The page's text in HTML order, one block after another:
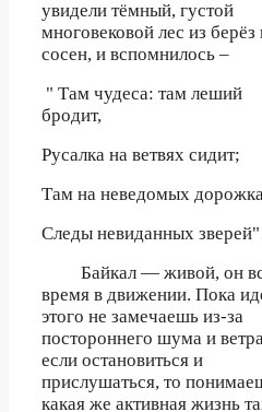
увидели тёмный, густой
многовековой лес из берёз
сосен, и вспомнилось –
" Там чудеса: там леший
бродит,
Русалка на ветвях сидит;
Там на неведомых
Следы невиданных
Байкал — живой, он
время в движении. Пока
этого не замечаешь из-за
постороннего шума и
если остановиться и
прислушаться, то
какая же активная жизнь